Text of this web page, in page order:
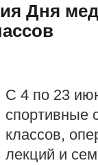
Дня
С 4 по 23
спортивные
классов,
лекций и